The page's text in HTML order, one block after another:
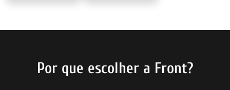
Por que escolher a Front?